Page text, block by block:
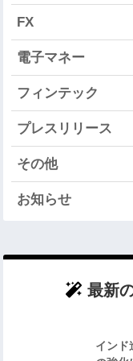
FX
電子マネー
フィンテック
プレスリリース
その他
お知らせ
最新
インド